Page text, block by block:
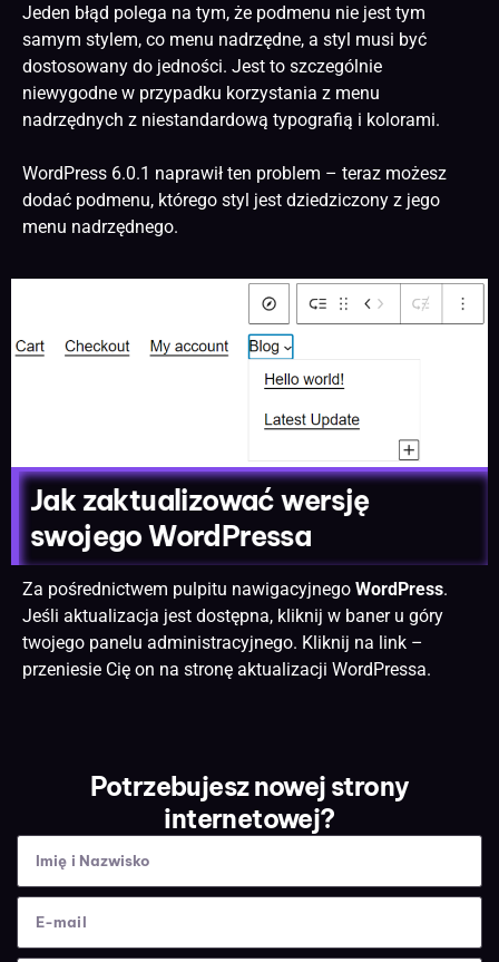
Jeden błąd polega na tym, że podmenu nie jest tym
samym stylem, co menu nadrzędne, a styl musi być
dostosowany do jedności. Jest to szczególnie
niewygodne w przypadku korzystania z menu
nadrzędnych z niestandardową typografią i kolorami.
WordPress 6.0.1 naprawił ten problem – teraz możesz
dodać podmenu, którego styl jest dziedziczony z jego
menu nadrzędnego.
Jak zaktualizować wersję
swojego WordPressa
Za pośrednictwem pulpitu nawigacyjnego WordPress.
Jeśli aktualizacja jest dostępna, kliknij w baner u góry
twojego panelu administracyjnego. Kliknij na link –
przeniesie Cię on na stronę aktualizacji WordPressa.
Potrzebujesz nowej strony
internetowej?